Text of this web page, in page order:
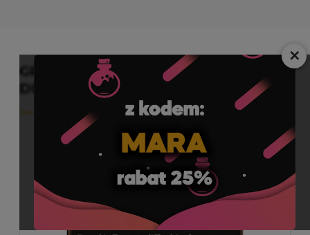
✕
GREATER LAIR KEY Klucz do Bossów
DIABLO 4 SEZON Klucz Leża